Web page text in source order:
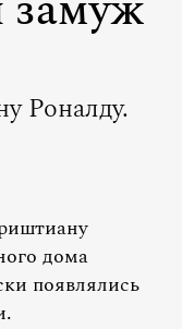
Роналду.
дома
появлялись